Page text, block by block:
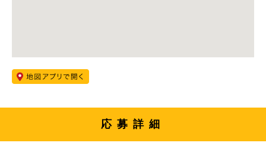
応募詳細